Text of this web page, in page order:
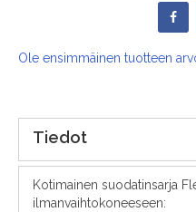
Ole ensimmäinen tuotteen
Tiedot
Kotimainen suodatinsarja
ilmanvaihtokoneeseen: